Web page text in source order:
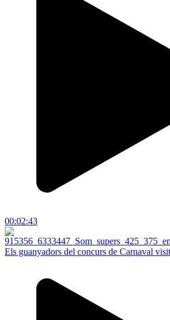
00:02:43
Els guanyadors del concurs de Carnaval